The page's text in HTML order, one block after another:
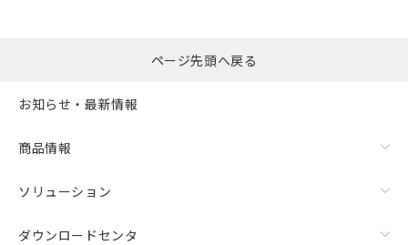
ページ先頭へ戻る
お知らせ・最新情報
商品情報
ソリューション
ダウンロードセンタ